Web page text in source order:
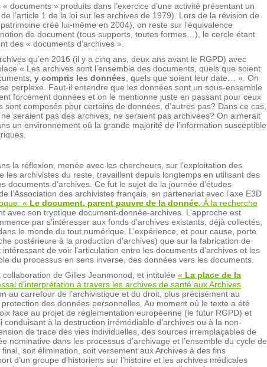
documents » produits dans l’exercice d’une activité présentant un
l’article 1 de la loi sur les archives de 1979). Lors de la révision de
créé lui-même en 2004), on reste sur l’équivalence
de document (tous supports, toutes formes…), le cercle étant
des « documents d’archives ».
qu’en 2016 (il y a cinq ans, deux ans avant le RGPD) avec
« Les archives sont l’ensemble des documents, quels que soient
y compris les données , quels que soient leur date… ». On
perplexe. Faut-il entendre que les données sont un sous-ensemble
forcément données et on le mentionne juste en passant pour ceux
composés pour certains de données, d’autres pas? Dans ce cas,
seraient pas des archives, ne seraient pas archivées? On aimerait
un environnement où la grande majorité de l’information susceptible
la réflexion, menée avec les chercheurs, sur l’exploitation des
les archivistes du reste, travaillent depuis longtemps en utilisant des
documents d’archives. Ce fut le sujet de la journée d’études
l’Association des archivistes français, en partenariat avec l’axe E3D
« Le document, parent pauvre de la donnée . À la recherche
avec son tryptique document-donnée-archives. L’approche est
par s’intéresser aux fonds d’archives existants, déjà collectés,
le monde du tout numérique. L’expérience, et pour cause, porte
postérieure à la production d’archives) que sur la fabrication de
de voir l’articulation entre les documents d’archives et les
du processus en sens inverse, des données vers les documents.
de Gilles Jeanmonod, et intitulée « La place de la
d’interprétation à travers les archives de santé aux Archives
au carrefour de l’archivistique et du droit, plus précisément au
des données personnelles. Au moment où le texte a été
face au projet de réglementation européenne (le futur RGPD) et
à la destruction irrémédiable d’archives ou à la non-
de trace des vies individuelles, des sources irremplaçables de
nominative dans les processus d’archivage et l’ensemble du cycle de
soit élimination, soit versement aux Archives à des fins
d’un groupe d’historiens sur l’histoire et les archives médicales